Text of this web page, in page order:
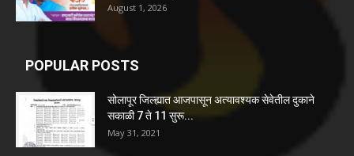
August 1, 2026
POPULAR POSTS
सोलापूर जिल्ह्यात आजपासून अत्यावश्यक सेवेतील दुकाने
सकाळी 7 ते 11 सुरू...
May 31, 2021